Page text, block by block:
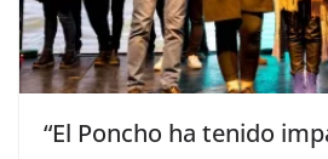
“El Poncho ha tenido